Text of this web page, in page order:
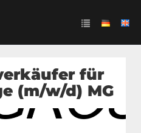
für
(m/w/d) MG